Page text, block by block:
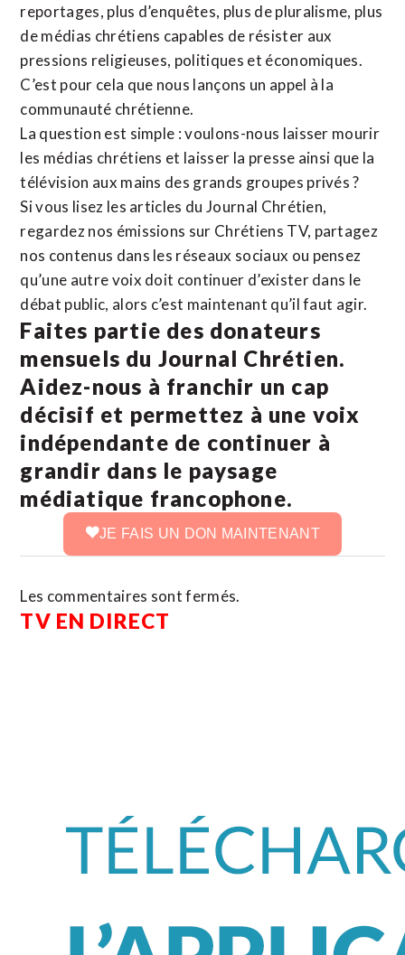
reportages, plus d’enquêtes, plus de pluralisme, plus
de médias chrétiens capables de résister aux
pressions religieuses, politiques et économiques.
C’est pour cela que nous lançons un appel à la
communauté chrétienne.
La question est simple : voulons-nous laisser mourir
les médias chrétiens et laisser la presse ainsi que la
télévision aux mains des grands groupes privés ?
Si vous lisez les articles du Journal Chrétien,
regardez nos émissions sur Chrétiens TV, partagez
nos contenus dans les réseaux sociaux ou pensez
qu’une autre voix doit continuer d’exister dans le
débat public, alors c’est maintenant qu’il faut agir.
Faites partie des donateurs
mensuels du Journal Chrétien.
Aidez-nous à franchir un cap
décisif et permettez à une voix
indépendante de continuer à
grandir dans le paysage
médiatique francophone.
JE FAIS UN DON MAINTENANT
Les commentaires sont fermés.
TV EN DIRECT